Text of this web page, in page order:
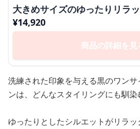
大きめサイズのゆったりリラ
¥14,920
商品の詳細を見
洗練された印象を与える黒のワン
ンは、どんなスタイリングにも馴染
ゆったりとしたシルエットがリラ